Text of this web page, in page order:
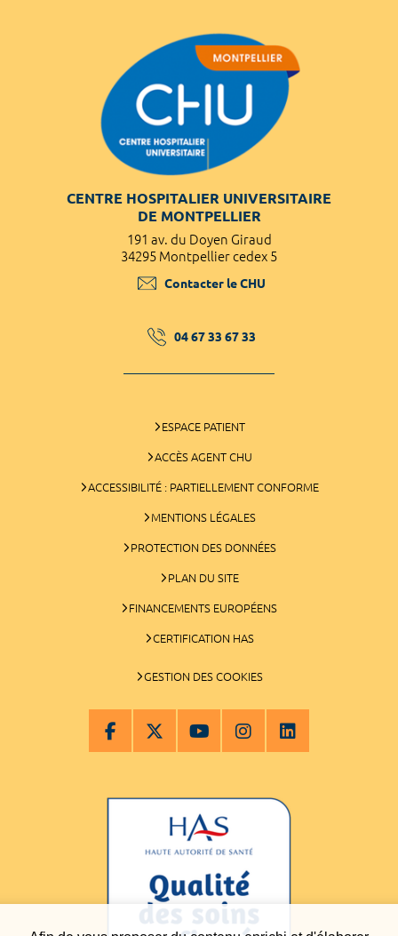
CENTRE HOSPITALIER UNIVERSITAIRE
DE MONTPELLIER
191 av. du Doyen Giraud
34295 Montpellier cedex 5
Contacter le CHU
04 67 33 67 33
ESPACE PATIENT
ACCÈS AGENT CHU
ACCESSIBILITÉ : PARTIELLEMENT CONFORME
MENTIONS LÉGALES
PROTECTION DES DONNÉES
PLAN DU SITE
FINANCEMENTS EUROPÉENS
CERTIFICATION HAS
GESTION DES COOKIES